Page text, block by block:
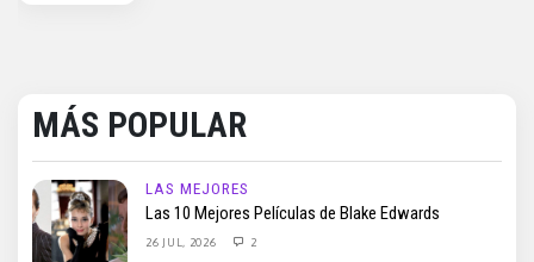
MÁS POPULAR
LAS MEJORES
Las 10 Mejores Películas de Blake Edwards
26 JUL, 2026 2